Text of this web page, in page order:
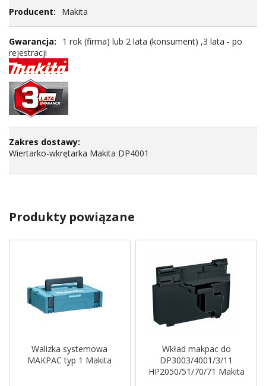
Makita
1 rok (firma) lub 2 lata (konsument) ,3 lata - po
rejestracji
Wiertarko-wkrętarka Makita DP4001
Produkty powiązane
Walizka systemowa
MAKPAC typ 1 Makita
Wkład makpac do
DP3003/4001/3/11
HP2050/51/70/71 Makita